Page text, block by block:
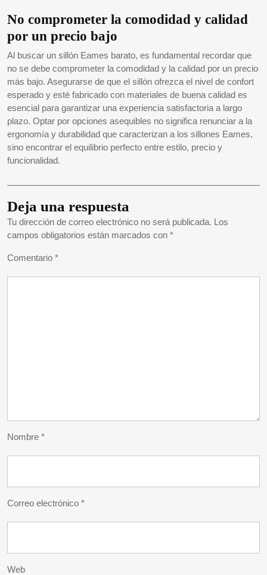
No comprometer la comodidad y calidad
por un precio bajo
Al buscar un sillón Eames barato, es fundamental recordar que
no se debe comprometer la comodidad y la calidad por un precio
más bajo. Asegurarse de que el sillón ofrezca el nivel de confort
esperado y esté fabricado con materiales de buena calidad es
esencial para garantizar una experiencia satisfactoria a largo
plazo. Optar por opciones asequibles no significa renunciar a la
ergonomía y durabilidad que caracterizan a los sillones Eames,
sino encontrar el equilibrio perfecto entre estilo, precio y
funcionalidad.
Deja una respuesta
Tu dirección de correo electrónico no será publicada. Los
campos obligatorios están marcados con *
Comentario *
Nombre *
Correo electrónico *
Web